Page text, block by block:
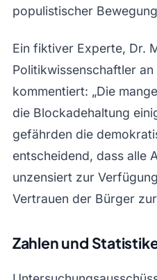
populistischer
Ein fiktiver Experte, Dr.
Politikwissenschaftler
kommentiert: „Die
die Blockadehaltung
gefährden die
entscheidend, dass alle
unzensiert zur
Vertrauen der Bürger
Zahlen und